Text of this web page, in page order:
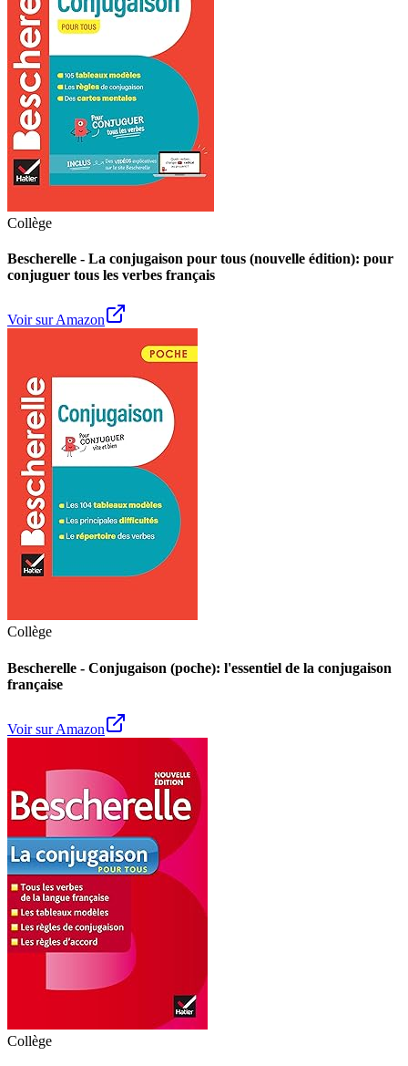
Collège
Bescherelle - La conjugaison pour tous (nouvelle édition): pour
conjuguer tous les verbes français
Voir sur Amazon
Collège
Bescherelle - Conjugaison (poche): l'essentiel de la conjugaison
française
Voir sur Amazon
Collège